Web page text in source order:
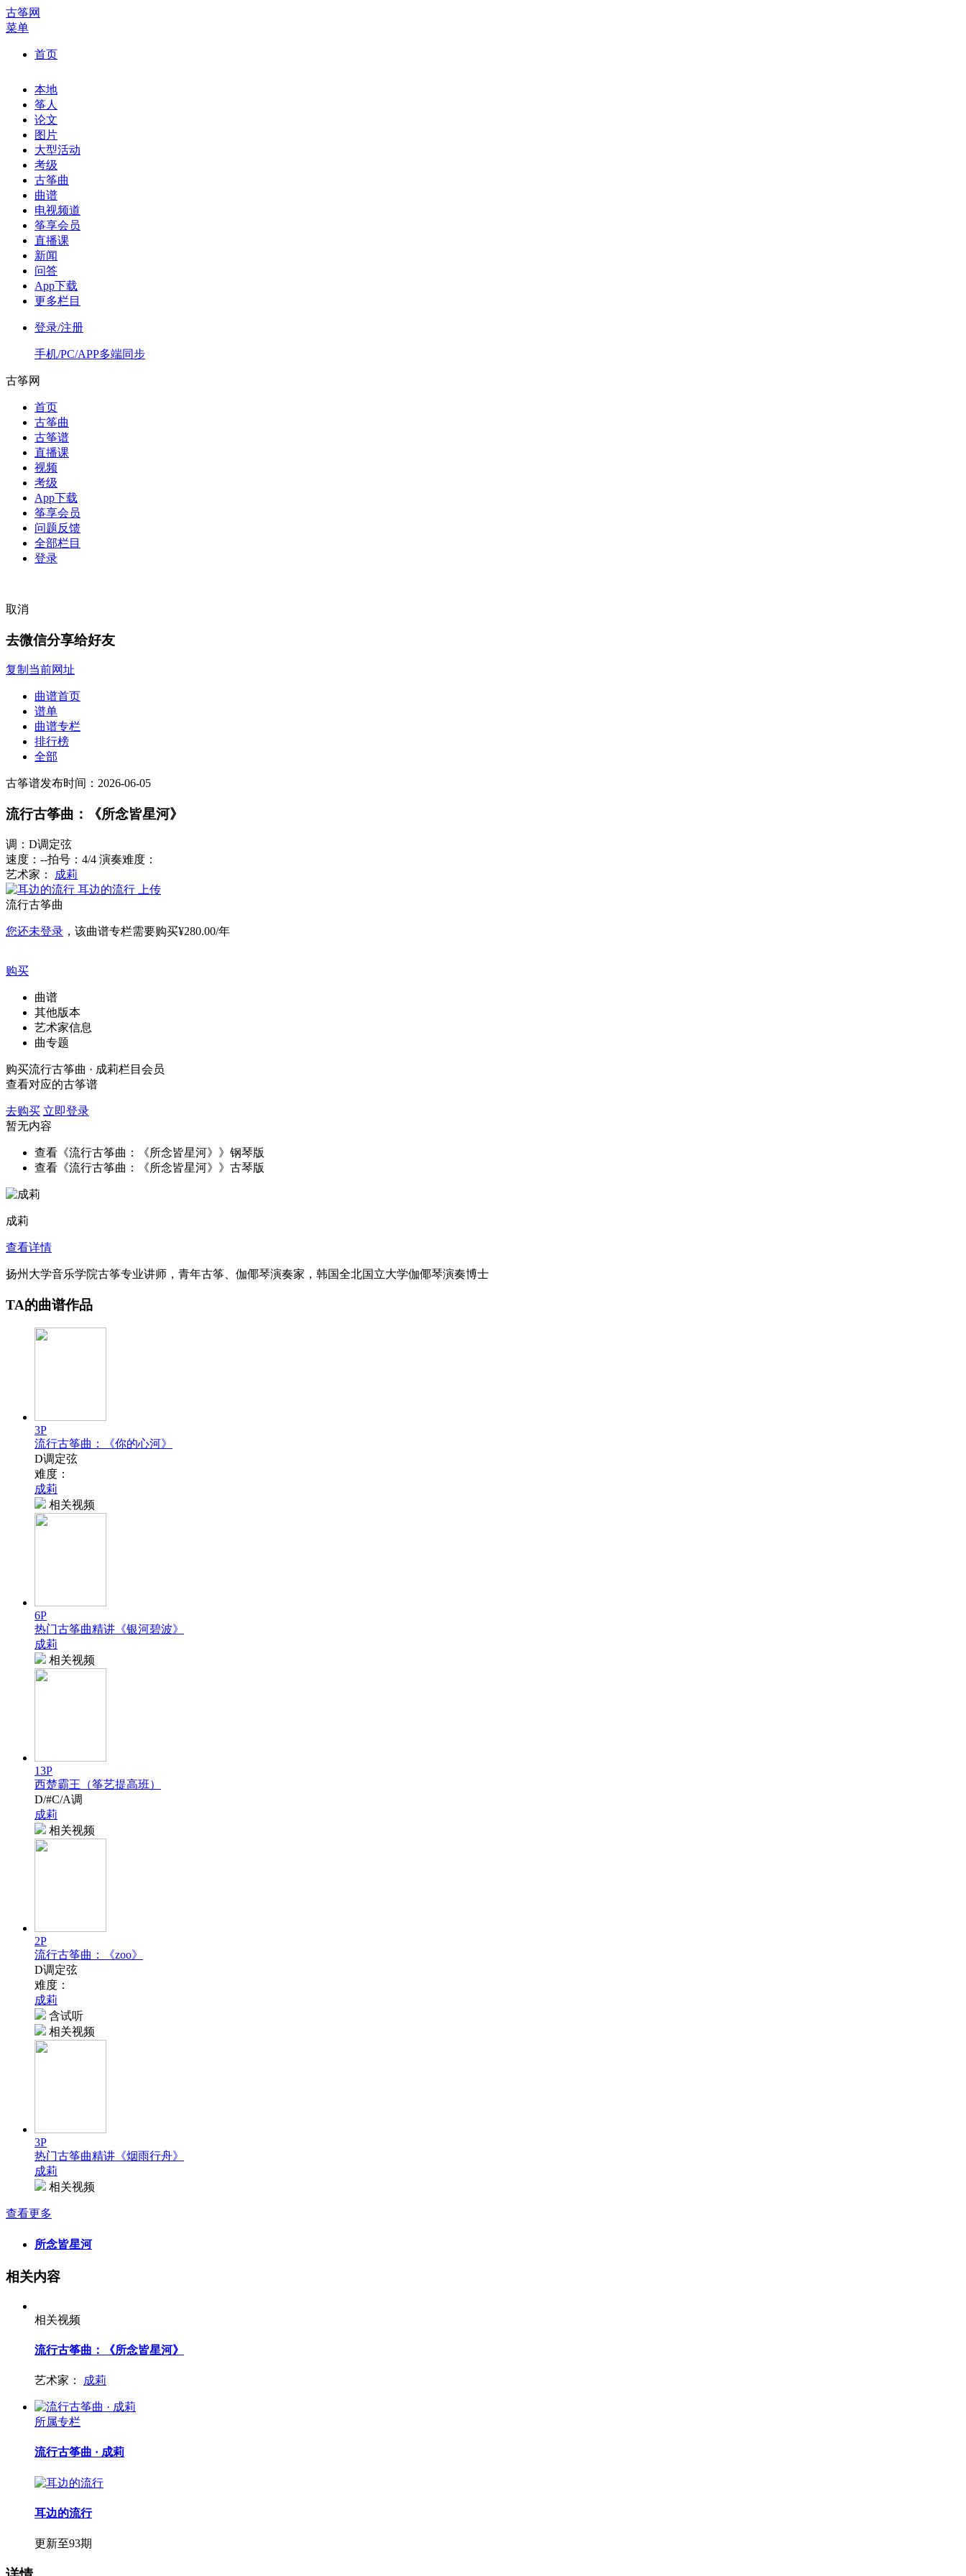
古筝网
菜单
首页
本地
筝人
论文
图片
大型活动
考级
古筝曲
曲谱
电视频道
筝享会员
直播课
新闻
问答
App下载
更多栏目
登录/注册
手机/PC/APP多端同步
古筝网
首页
古筝曲
古筝谱
直播课
视频
考级
App下载
筝享会员
问题反馈
全部栏目
登录
取消
去微信分享给好友
复制当前网址
曲谱首页
谱单
曲谱专栏
排行榜
全部
古筝谱发布时间：2026-06-05
流行古筝曲：《所念皆星河》
调：D调定弦
速度：--拍号：4/4 演奏难度：
艺术家：
成莉
耳边的流行
上传
流行古筝曲
您还未登录 ，该曲谱专栏需要购买¥280.00/年
购买
曲谱
其他版本
艺术家信息
曲专题
购买流行古筝曲 · 成莉栏目会员
查看对应的古筝谱
去购买 立即登录
暂无内容
查看《流行古筝曲：《所念皆星河》》钢琴版
查看《流行古筝曲：《所念皆星河》》古琴版
成莉
查看详情
扬州大学音乐学院古筝专业讲师，青年古筝、伽倻琴演奏家，韩国全北国立大学伽倻琴演奏博士
TA的曲谱作品
3P
流行古筝曲：《你的心河》
D调定弦
难度：
成莉
相关视频
6P
热门古筝曲精讲《银河碧波》
成莉
相关视频
13P
西楚霸王（筝艺提高班）
D/#C/A调
成莉
相关视频
2P
流行古筝曲：《zoo》
D调定弦
难度：
成莉
含试听
相关视频
3P
热门古筝曲精讲《烟雨行舟》
成莉
相关视频
查看更多
所念皆星河
相关内容
相关视频
流行古筝曲：《所念皆星河》
艺术家： 成莉
所属专栏
流行古筝曲 · 成莉
耳边的流行
更新至93期